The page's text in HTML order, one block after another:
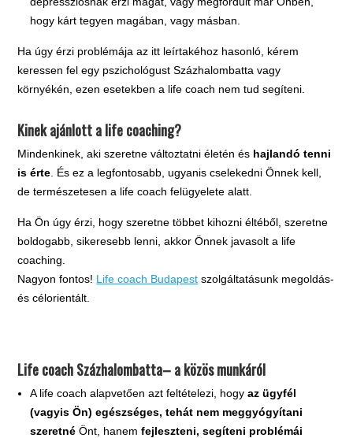
hogy kárt tegyen magában, vagy másban.
Ha úgy érzi problémája az itt leírtakéhoz hasonló, kérem
keressen fel egy pszichológust Százhalombatta vagy
környékén, ezen esetekben a life coach nem tud segíteni.
Kinek ajánlott a life coaching?
Mindenkinek, aki szeretne változtatni életén és hajlandó tenni
is érte . És ez a legfontosabb, ugyanis cselekedni Önnek kell,
de természetesen a life coach felügyelete alatt.
Ha Ön úgy érzi, hogy szeretne többet kihozni éltéből, szeretne
boldogabb, sikeresebb lenni, akkor Önnek javasolt a life
coaching.
Nagyon fontos! Life coach Budapest szolgáltatásunk megoldás-
és célorientált.
Life coach Százhalombatta– a közös munkáról
A life coach alapvetően azt feltételezi, hogy az ügyfél
(vagyis Ön) egészséges, tehát nem meggyógyítani
szeretné Önt, hanem fejleszteni, segíteni problémái